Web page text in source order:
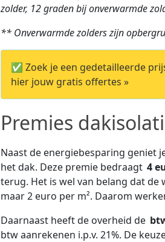
zolder, 12 graden bij onverwarmde
** Onverwarmde zolders zijn
✅ Zoek je een gedetailleerde
hier jouw gratis offertes »
Premies
Naast de energiebesparing geniet
het dak. Deze premie bedraagt 4
terug. Het is wel van belang dat
maar 2 euro per m². Daarom
Daarnaast heeft de overheid de
btw aanrekenen i.p.v. 21%. De